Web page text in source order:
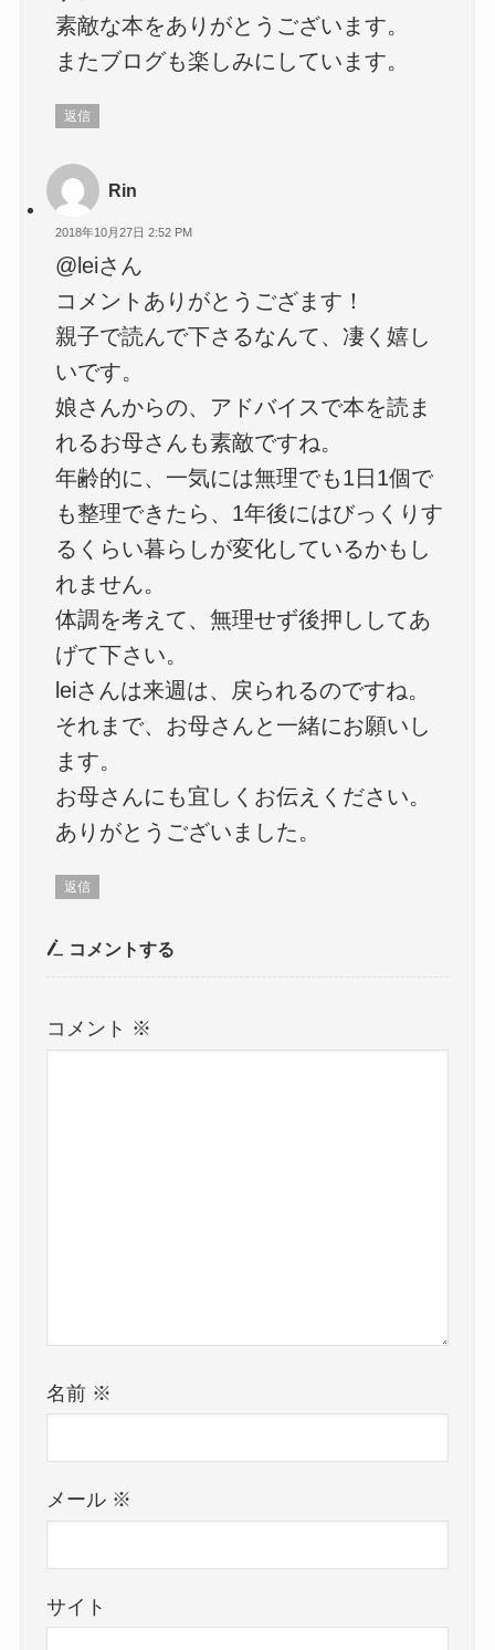
素敵な本をありがとうございます。
またブログも楽しみにしています。
返信
Rin
2018年10月27日 2:52 PM
@leiさん
コメントありがとうござます！
親子で読んで下さるなんて、凄く嬉し
いです。
娘さんからの、アドバイスで本を読ま
れるお母さんも素敵ですね。
年齢的に、一気には無理でも1日1個で
も整理できたら、1年後にはびっくりす
るくらい暮らしが変化しているかもし
れません。
体調を考えて、無理せず後押ししてあ
げて下さい。
leiさんは来週は、戻られるのですね。
それまで、お母さんと一緒にお願いし
ます。
お母さんにも宜しくお伝えください。
ありがとうございました。
返信
コメントする
コメント ※
名前 ※
メール ※
サイト